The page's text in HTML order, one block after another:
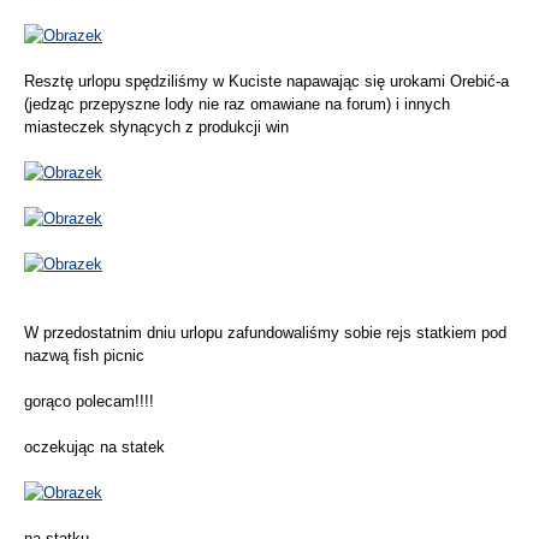
Resztę urlopu spędziliśmy w Kuciste napawając się urokami Orebić-a
(jedząc przepyszne lody nie raz omawiane na forum) i innych
miasteczek słynących z produkcji win
W przedostatnim dniu urlopu zafundowaliśmy sobie rejs statkiem pod
nazwą fish picnic
gorąco polecam!!!!
oczekując na statek